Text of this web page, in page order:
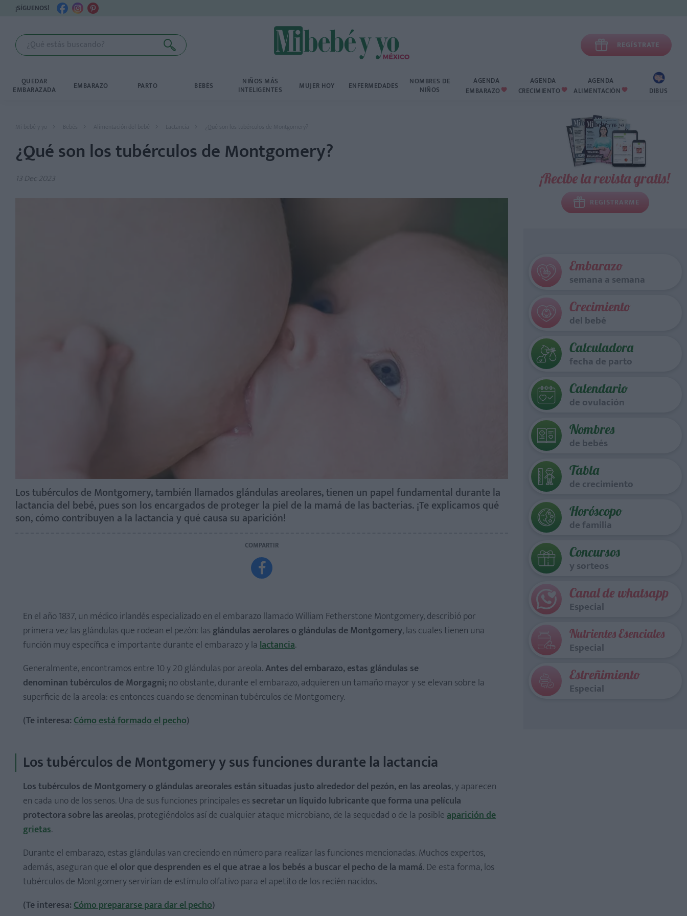
¡SÍGUENOS!
 REGÍSTRATE
QUEDAR
EMBARAZADA EMBARAZO PARTO BEBÉS NIÑOS MÁS
INTELIGENTES MUJER HOY ENFERMEDADES NOMBRES DE
NIÑOS
AGENDA
EMBARAZO 
AGENDA
CRECIMIENTO 
AGENDA
ALIMENTACIÓN  DIBUS
Mi bebé y yo Bebés Alimentación del bebé Lactancia ¿Qué son los tubérculos de Montgomery?
¿Qué son los tubérculos de Montgomery?
13 Dec 2023
Los tubérculos de Montgomery, también llamados glándulas areolares, tienen un papel fundamental durante la
lactancia del bebé, pues son los encargados de proteger la piel de la mamá de las bacterias. ¡Te explicamos qué
son, cómo contribuyen a la lactancia y qué causa su aparición!
COMPARTIR

En el año 1837, un médico irlandés especializado en el embarazo llamado William Fetherstone Montgomery, describió por
primera vez las glándulas que rodean el pezón: las glándulas aerolares o glándulas de Montgomery, las cuales tienen una
función muy específica e importante durante el embarazo y la lactancia.
Generalmente, encontramos entre 10 y 20 glándulas por areola.Antes del embarazo, estas glándulas se
denominan tubérculos de Morgagni;no obstante, durante el embarazo, adquieren un tamaño mayor y se elevan sobre la
superficie de la areola: es entonces cuando se denominan tubérculos de Montgomery.
(Te interesa:Cómo está formado el pecho)
Los tubérculos de Montgomery y sus funciones durante la lactancia
Los tubérculos de Montgomery o glándulas areorales están situadas justo alrededor del pezón, en las areolas, y aparecen
en cada uno de los senos. Una de sus funciones principales es secretar un líquido lubricante que forma una película
protectora sobre las areolas, protegiéndolos así de cualquier ataque microbiano, de la sequedad o de la posibleaparición de
grietas.
Durante el embarazo, estas glándulas van creciendo en número para realizar las funciones mencionadas. Muchos expertos,
además, aseguran que el olor que desprenden es el que atrae a los bebés a buscar el pecho de la mamá. De esta forma, los
tubérculos de Montgomery servirían de estímulo olfativo para el apetito de los recién nacidos.
(Te interesa:Cómo prepararse para dar el pecho)
¡Recibe la revista gratis!
REGISTRARME
Embarazo
semana a semana
Crecimiento
del bebé
Calculadora
fecha de parto
Calendario
de ovulación
Nombres
de bebés
Tabla
de crecimiento
Horóscopo
de familia
Concursos
y sorteos
Canal de whatsapp
Especial
Nutrientes Esenciales
Especial
Estreñimiento
Especial